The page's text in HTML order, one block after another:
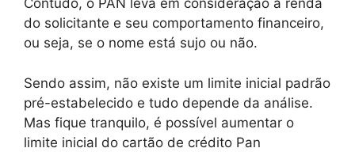
Contudo, o PAN leva em consideração a renda
do solicitante e seu comportamento financeiro,
ou seja, se o nome está sujo ou não.
Sendo assim, não existe um limite inicial padrão
pré-estabelecido e tudo depende da análise.
Mas fique tranquilo, é possível aumentar o
limite inicial do cartão de crédito Pan